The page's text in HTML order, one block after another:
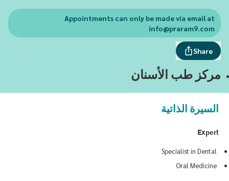
Appointments can only be made via email at
info@praram9.com
Share
مركز طب الأسنان
السيرة الذاتية
Expert
Specialist in Dental
Oral Medicine